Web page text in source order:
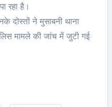
रहा है।
दोस्तों ने मुसाबनी थाना
मामले की जांच में जुटी गई